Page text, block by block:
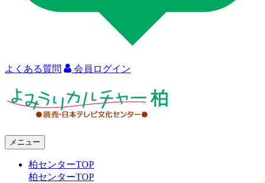
よくある質問 会員ログイン
メニュー
柏センターTOP
柏センターTOP